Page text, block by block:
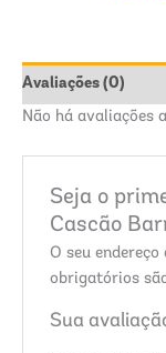
Avaliações (0)
Não há avaliações
Seja o
Cascão
O seu
obrigatórios
Sua